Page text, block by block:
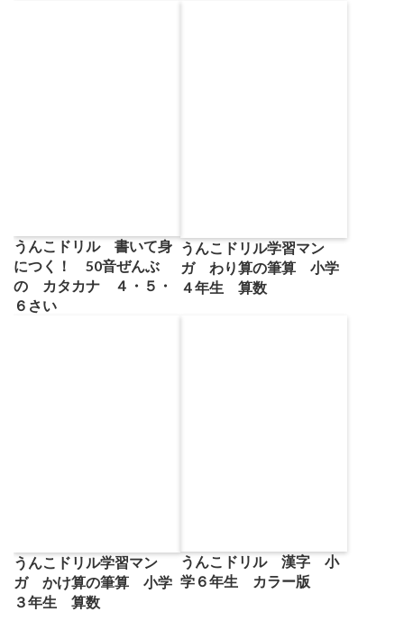
うんこドリル 書いて身
につく！ 50音ぜんぶ
の カタカナ ４・５・
６さい
うんこドリル学習マン
ガ わり算の筆算 小学
４年生 算数
うんこドリル学習マン
ガ かけ算の筆算 小学
３年生 算数
うんこドリル 漢字 小
学６年生 カラー版